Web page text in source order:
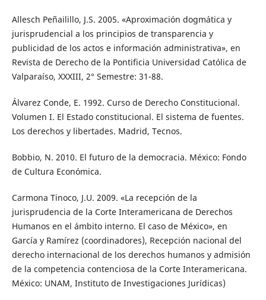
Allesch Peñailillo, J.S. 2005. «Aproximación dogmática y
jurisprudencial a los principios de transparencia y
publicidad de los actos e información administrativa», en
Revista de Derecho de la Pontificia Universidad Católica de
Valparaíso, XXXIII, 2° Semestre: 31-88.
Álvarez Conde, E. 1992. Curso de Derecho Constitucional.
Volumen I. El Estado constitucional. El sistema de fuentes.
Los derechos y libertades. Madrid, Tecnos.
Bobbio, N. 2010. El futuro de la democracia. México: Fondo
de Cultura Económica.
Carmona Tinoco, J.U. 2009. «La recepción de la
jurisprudencia de la Corte Interamericana de Derechos
Humanos en el ámbito interno. El caso de México», en
García y Ramírez (coordinadores), Recepción nacional del
derecho internacional de los derechos humanos y admisión
de la competencia contenciosa de la Corte Interamericana.
México: UNAM, Instituto de Investigaciones Jurídicas)